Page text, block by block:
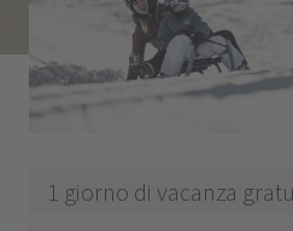
1 giorno di vacanza